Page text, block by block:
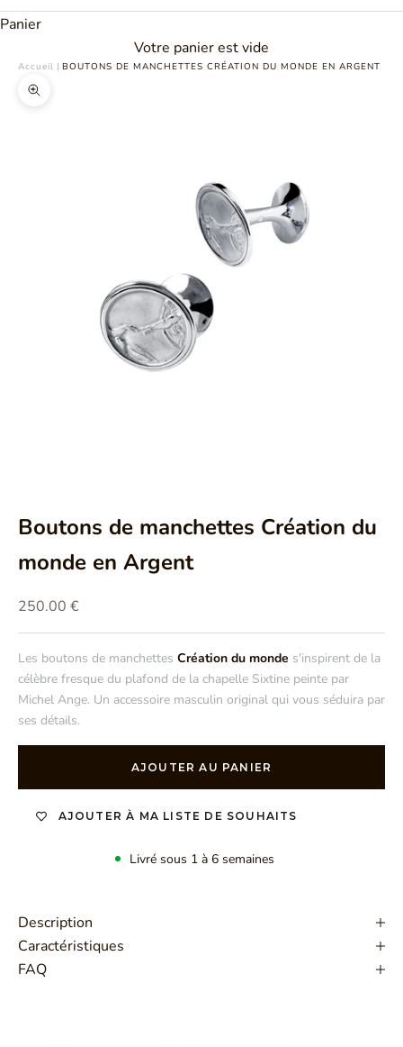
Panier
Votre panier est vide
Accueil | BOUTONS DE MANCHETTES CRÉATION DU MONDE EN ARGENT
Zoomer sur l'image
Boutons de manchettes Création du
monde en Argent
Prix de vente
250.00 €
Les boutons de manchettes Création du monde s'inspirent de la
célèbre fresque du plafond de la chapelle Sixtine peinte par
Michel Ange. Un accessoire masculin original qui vous séduira par
ses détails.
AJOUTER AU PANIER
AJOUTER À MA LISTE DE SOUHAITS
Livré sous 1 à 6 semaines
Description
Caractéristiques
FAQ